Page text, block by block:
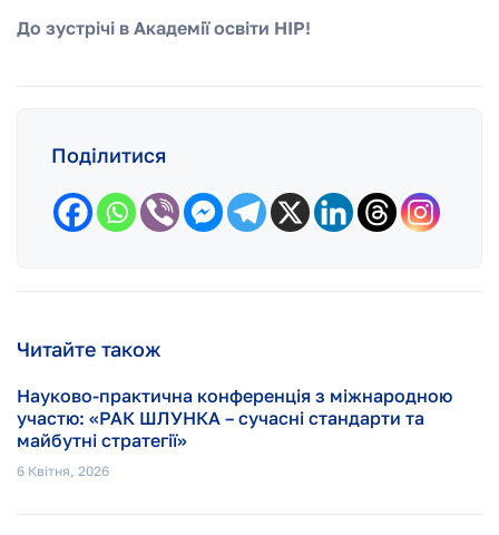
До зустрічі в Академії освіти НІР!
Поділитися
Читайте також
Науково-практична конференція з міжнародною
участю: «РАК ШЛУНКА – сучасні стандарти та
майбутні стратегії»
6 Квітня, 2026